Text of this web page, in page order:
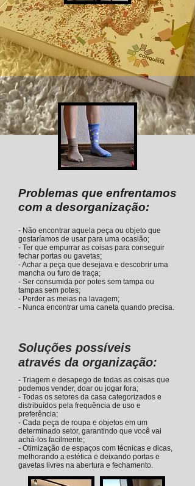
Problemas que enfrentamos
com a desorganização:
- Não encontrar aquela peça ou objeto que
gostaríamos de usar para uma ocasião;
- Ter que empurrar as coisas para conseguir
fechar portas ou gavetas;
- Achar a peça que desejava e descobrir uma
mancha ou furo de traça;
- Ser consumida por potes sem tampa ou
tampas sem potes;
- Perder as meias na lavagem;
- Nunca encontrar uma caneta quando precisa.
Soluções possíveis
através da organização:
- Triagem e desapego de todas as coisas que
podemos vender, doar ou jogar fora;
- Todas os setores da casa categorizados e
distribuídos pela frequência de uso e
preferência;
- Cada peça de roupa e objetos em um
determinado setor, garantindo que você vai
achá-los facilmente;
- Otimização de espaços com técnicas e dicas,
melhorando a estética e deixando portas e
gavetas livres na abertura e fechamento.